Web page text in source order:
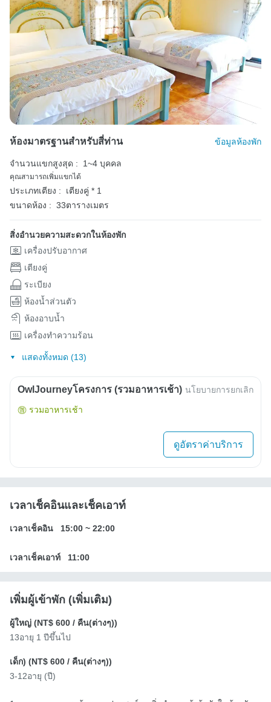
ห้องมาตรฐานสำหรับสี่ท่าน ข้อมูลห้องพัก
จำนวนแขกสูงสุด : 1~4 บุคคล
คุณสามารถเพิ่มแขกได้
ประเภทเตียง :
เตียงคู่ * 1
ขนาดห้อง : 33ตารางเมตร
สิ่งอำนวยความสะดวกในห้องพัก
เครื่องปรับอากาศ
เตียงคู่
ระเบียง
ห้องน้ำส่วนตัว
ห้องอาบน้ำ
เครื่องทำความร้อน
แสดงทั้งหมด (13)
OwlJourneyโครงการ (รวมอาหารเช้า) นโยบายการยกเลิก
รวมอาหารเช้า
ดูอัตราค่าบริการ
เวลาเช็คอินและเช็คเอาท์
เวลาเช็คอิน 15:00 ~ 22:00
เวลาเช็คเอาท์ 11:00
เพิ่มผู้เข้าพัก (เพิ่มเติม)
ผู้ใหญ่ (NT$ 600 / คืน(ต่างๆ))
13อายุ 1 ปีขึ้นไป
เด็ก) (NT$ 600 / คืน(ต่างๆ))
3-12อายุ (ปี)